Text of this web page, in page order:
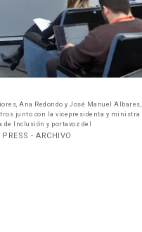
Ana Redondo y José Manuel Albares,
junto con la vicepresidenta y ministra
de Inclusión y portavoz del
- ARCHIVO